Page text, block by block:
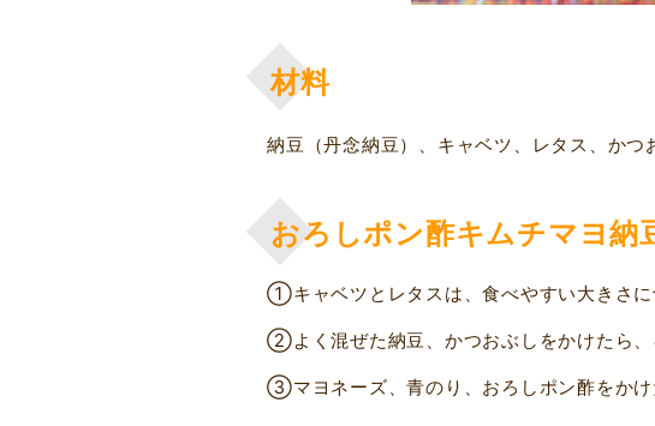
材料
納豆（丹念納豆）、キャベツ、レタス、か
おろしポン酢キムチマヨ納
①キャベツとレタスは、食べやすい大きさに
②よく混ぜた納豆、かつおぶしをかけたら、
③マヨネーズ、青のり、おろしポン酢をかけ